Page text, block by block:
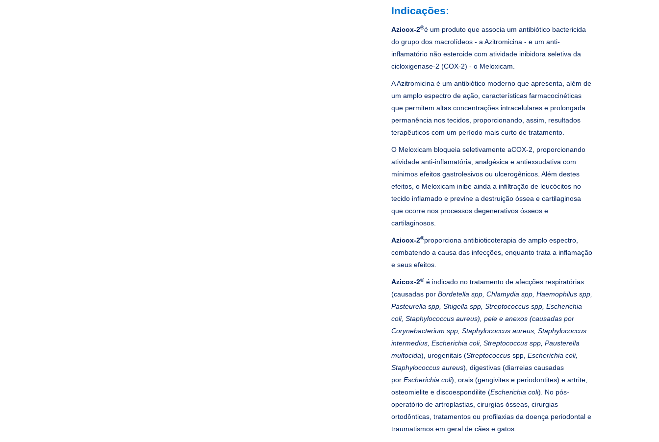
Indicações:
Azicox-2®é um produto que associa um antibiótico bactericida
do grupo dos macrolídeos - a Azitromicina - e um anti-
inflamatório não esteroide com atividade inibidora seletiva da
cicloxigenase-2 (COX-2) - o Meloxicam.
A Azitromicina é um antibiótico moderno que apresenta, além de
um amplo espectro de ação, características farmacocinéticas
que permitem altas concentrações intracelulares e prolongada
permanência nos tecidos, proporcionando, assim, resultados
terapêuticos com um período mais curto de tratamento.
O Meloxicam bloqueia seletivamente aCOX-2, proporcionando
atividade anti-inflamatória, analgésica e antiexsudativa com
mínimos efeitos gastrolesivos ou ulcerogênicos. Além destes
efeitos, o Meloxicam inibe ainda a infiltração de leucócitos no
tecido inflamado e previne a destruição óssea e cartilaginosa
que ocorre nos processos degenerativos ósseos e
cartilaginosos.
Azicox-2®proporciona antibioticoterapia de amplo espectro,
combatendo a causa das infecções, enquanto trata a inflamação
e seus efeitos.
Azicox-2® é indicado no tratamento de afecções respiratórias
(causadas por Bordetella spp, Chlamydia spp, Haemophilus spp,
Pasteurella spp, Shigella spp, Streptococcus spp, Escherichia
coli, Staphylococcus aureus), pele e anexos (causadas por
Corynebacterium spp, Staphylococcus aureus, Staphylococcus
intermedius, Escherichia coli, Streptococcus spp, Pausterella
multocida), urogenitais (Streptococcus spp, Escherichia coli,
Staphylococcus aureus), digestivas (diarreias causadas
por Escherichia coli), orais (gengivites e periodontites) e artrite,
osteomielite e discoespondilite (Escherichia coli). No pós-
operatório de artroplastias, cirurgias ósseas, cirurgias
ortodônticas, tratamentos ou profilaxias da doença periodontal e
traumatismos em geral de cães e gatos.